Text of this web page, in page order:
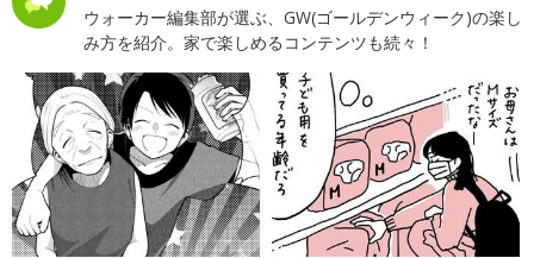
ウォーカー編集部が選ぶ、GW(ゴールデンウィーク)の楽し
み方を紹介。家で楽しめるコンテンツも続々！